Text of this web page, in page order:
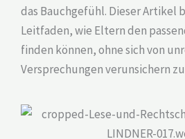
das Bauchgefühl. Dieser Artikel
Leitfaden, wie Eltern den
finden können, ohne sich von
Versprechungen verunsichern